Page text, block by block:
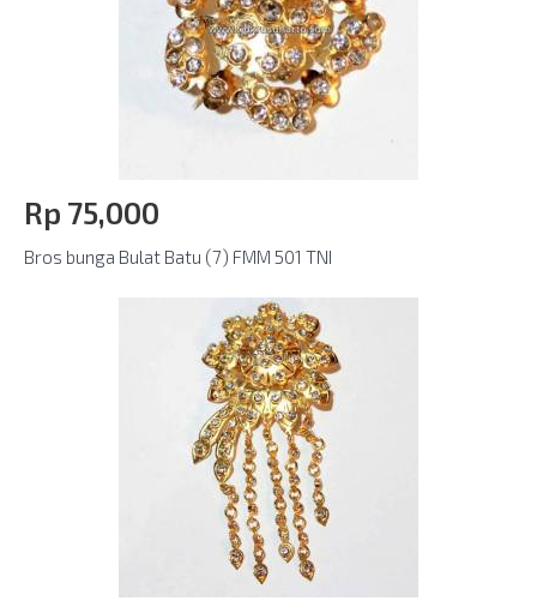
Rp‎ 75,000
Bros bunga Bulat Batu (7) FMM 501 TNI